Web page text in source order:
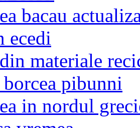
bacau
ecedi
materiale
pibunni
in nordul